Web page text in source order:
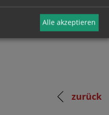
zurück
Alle akzeptieren